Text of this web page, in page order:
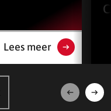
Lees meer
Volgende